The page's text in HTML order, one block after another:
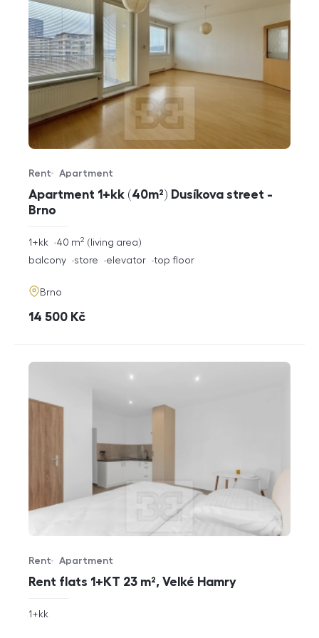
Apartment 1+kk (40m²) Dusíkova street -
Brno
Offer type
Rent
Property type
Apartment
rozměry
1+kk living area
40 m2
funkce
balcony store elevator top floor
adresa
Brno
cena
14 500 Kč
Rent flats 1+KT 23 m², Velké Hamry
Offer type
Rent
Property type
Apartment
rozměry
1+kk